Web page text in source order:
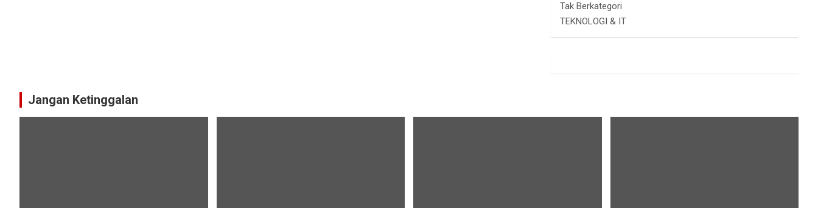
Tak Berkategori
TEKNOLOGI & IT
Jangan Ketinggalan